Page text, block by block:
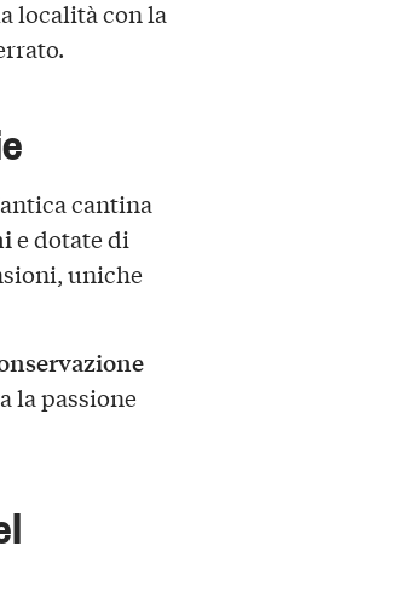
località con la
cantina
e dotate di
uniche
la passione